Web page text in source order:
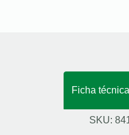
Ficha técnica
SKU: